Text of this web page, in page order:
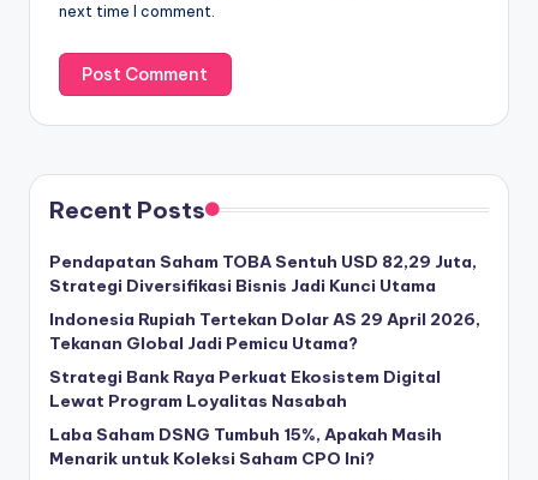
next time I comment.
Recent Posts
Pendapatan Saham TOBA Sentuh USD 82,29 Juta,
Strategi Diversifikasi Bisnis Jadi Kunci Utama
Indonesia Rupiah Tertekan Dolar AS 29 April 2026,
Tekanan Global Jadi Pemicu Utama?
Strategi Bank Raya Perkuat Ekosistem Digital
Lewat Program Loyalitas Nasabah
Laba Saham DSNG Tumbuh 15%, Apakah Masih
Menarik untuk Koleksi Saham CPO Ini?